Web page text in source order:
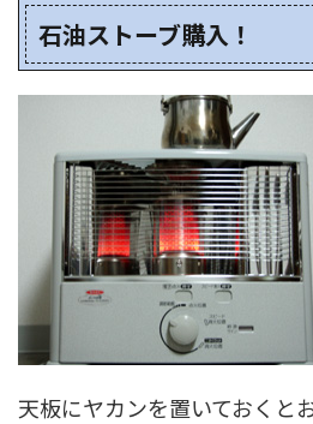
石油ストーブ購入！
天板にヤカンを置いておくと